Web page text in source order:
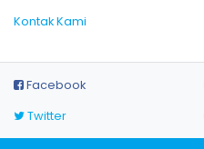
Kontak Kami
Facebook
Twitter